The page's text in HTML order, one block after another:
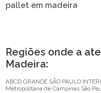
pallet em madeira
Regiões onde a
Madeira:
ABCD GRANDE SÃO PAULO
Metropolitana de Campinas São